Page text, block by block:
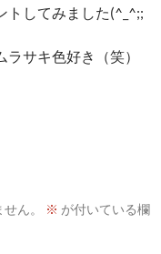
トしてみました(^_^;;
サキ色好き（笑）
ん。 ※ が付いている欄